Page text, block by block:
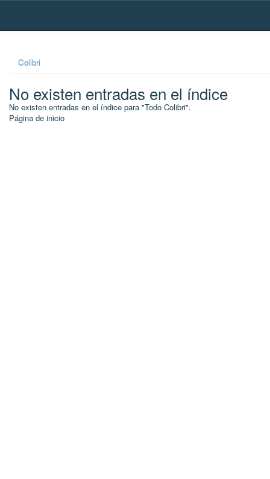
Skip
Colibri
No existen entradas en el índice
No existen entradas en el índice para "Todo Colibri".
Página de inicio